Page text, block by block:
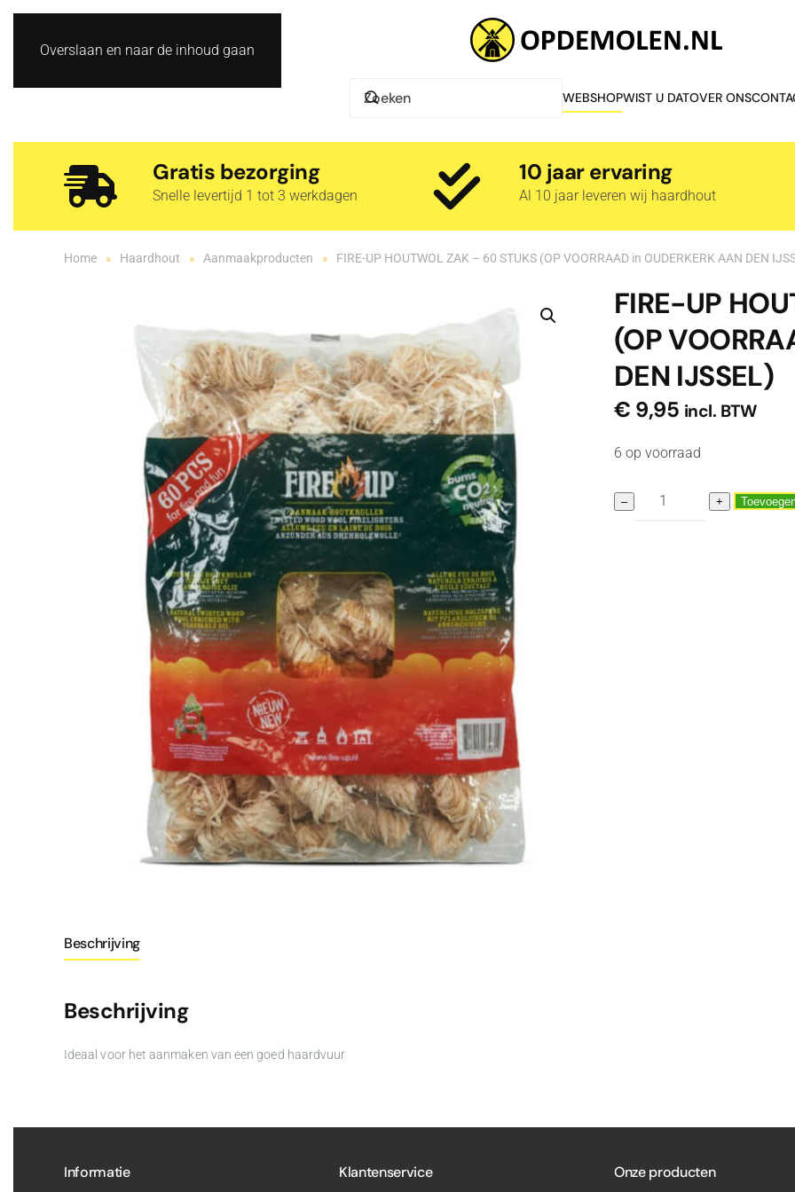
Overslaan en naar de inhoud gaan
WEBSHOPWIST U DATOVER ONS
Gratis bezorging
Snelle levertijd 1 tot 3 werkdagen
10 jaar ervaring
Al 10 jaar leveren wij haardhout
Home Haardhout Aanmaakproducten FIRE-UP HOUTWOL ZAK – 60 STUKS (OP VOORRAAD in OUDERKERK AAN DEN
FIRE-UP
(OP
DEN IJSSEL)
€ 9,95 incl. BTW
6 op voorraad
–
FIRE-
UP
+
Beschrijving
Beschrijving
Ideaal voor het aanmaken van een goed haardvuur
Informatie Klantenservice Onze producten